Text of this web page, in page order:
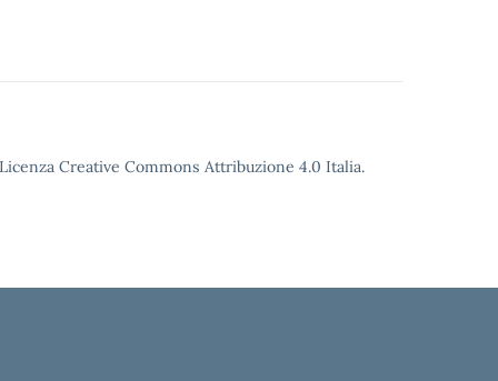
Creative Commons Attribuzione 4.0 Italia.